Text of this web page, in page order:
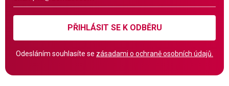
PŘIHLÁSIT SE K ODBĚRU
Odesláním souhlasíte se zásadami o ochraně osobních údajů.